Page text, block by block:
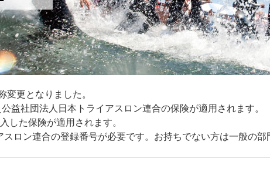
更となりました。
益社団法人日本トライアスロン連合の保険が適用されます。
た保険が適用されます。
ロン連合の登録番号が必要です。お持ちでない方は一般の部